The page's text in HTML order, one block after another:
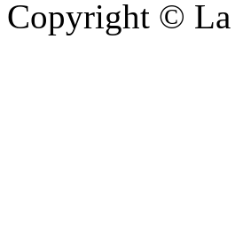
Copyright © La